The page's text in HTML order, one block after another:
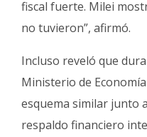
fiscal fuerte. Milei
no tuvieron”, afirmó.
Incluso reveló que
Ministerio de
esquema similar junto
respaldo financiero